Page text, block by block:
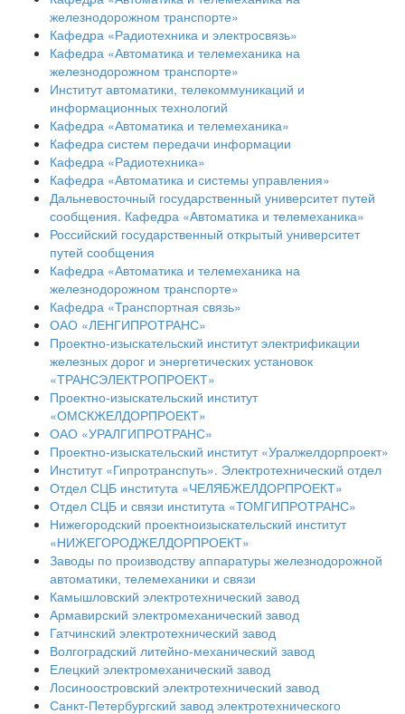
железнодорожном транспорте»
Кафедра «Радиотехника и электросвязь»
Кафедра «Автоматика и телемеханика на
железнодорожном транспорте»
Институт автоматики, телекоммуникаций и
информационных технологий
Кафедра «Автоматика и телемеханика»
Кафедра систем передачи информации
Кафедра «Радиотехника»
Кафедра «Автоматика и системы управления»
Дальневосточный государственный университет путей
сообщения. Кафедра «Автоматика и телемеханика»
Российский государственный открытый университет
путей сообщения
Кафедра «Автоматика и телемеханика на
железнодорожном транспорте»
Кафедра «Транспортная связь»
ОАО «ЛЕНГИПРОТРАНС»
Проектно-изыскательский институт электрификации
железных дорог и энергетических установок
«ТРАНСЭЛЕКТРОПРОЕКТ»
Проектно-изыскательский институт
«ОМСКЖЕЛДОРПРОЕКТ»
ОАО «УРАЛГИПРОТРАНС»
Проектно-изыскательский институт «Уралжелдорпроект»
Институт «Гипротранспуть». Электротехнический отдел
Отдел СЦБ института «ЧЕЛЯБЖЕЛДОРПРОЕКТ»
Отдел СЦБ и связи института «ТОМГИПРОТРАНС»
Нижегородский проектноизыскательский институт
«НИЖЕГОРОДЖЕЛДОРПРОЕКТ»
Заводы по производству аппаратуры железнодорожной
автоматики, телемеханики и связи
Камышловский электротехнический завод
Армавирский электромеханический завод
Гатчинский электротехнический завод
Волгоградский литейно-механический завод
Елецкий электромеханический завод
Лосиноостровский электротехнический завод
Санкт-Петербургский завод электротехнического